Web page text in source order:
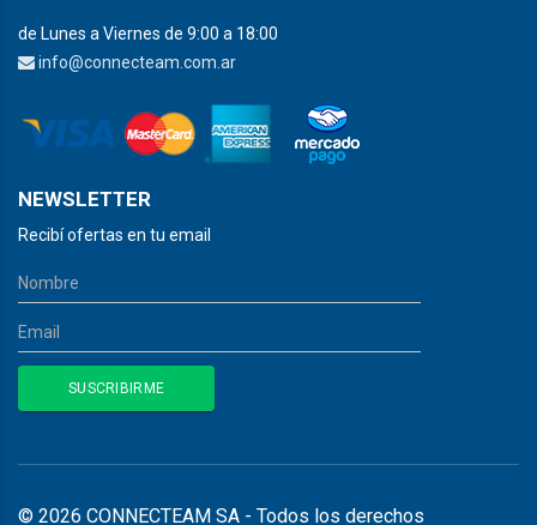
de Lunes a Viernes de 9:00 a 18:00
info@connecteam.com.ar
NEWSLETTER
Recibí ofertas en tu email
© 2026 CONNECTEAM SA - Todos los derechos